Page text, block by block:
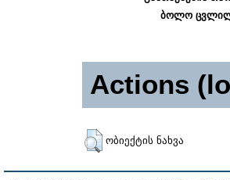
ბოლო
Actions
ობიექტის ნახვა